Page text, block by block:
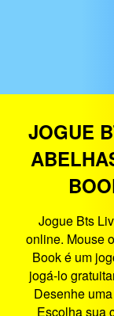
JOGUE
Jogue Bts
online. Mouse
Book é um
jogá-lo
Desenhe
Escolha sua